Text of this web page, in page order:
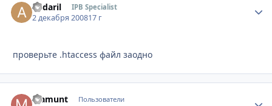
andaril IPB Specialist
2 декабря 200817 г
проверьте .htaccess файл заодно
Mamunt Пользователи